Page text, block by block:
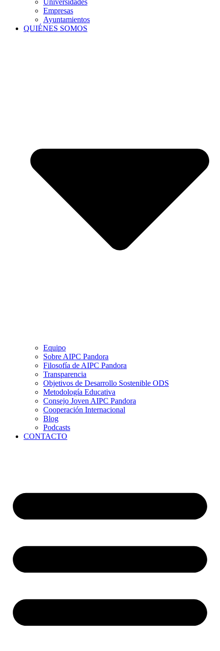
Universidades
Empresas
Ayuntamientos
QUIÉNES SOMOS
Equipo
Sobre AIPC Pandora
Filosofía de AIPC Pandora
Transparencia
Objetivos de Desarrollo Sostenible ODS
Metodología Educativa
Consejo Joven AIPC Pandora
Cooperación Internacional
Blog
Podcasts
CONTACTO